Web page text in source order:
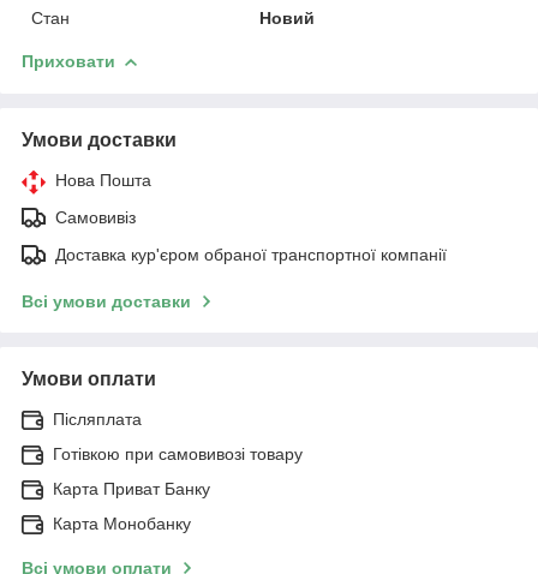
Стан
Новий
Приховати
Умови доставки
Нова Пошта
Самовивіз
Доставка кур'єром обраної транспортної компанії
Всі умови доставки
Умови оплати
Післяплата
Готівкою при самовивозі товару
Карта Приват Банку
Карта Монобанку
Всі умови оплати